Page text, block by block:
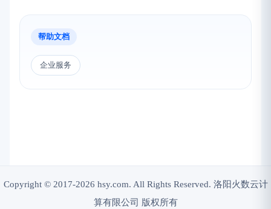
帮助文档
企业服务
Copyright © 2017-2026 hsy.com. All Rights Reserved. 洛阳火数云计
算有限公司 版权所有